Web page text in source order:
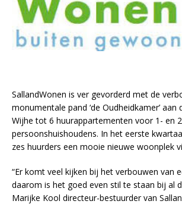
SallandWonen is ver gevorderd met de
monumentale pand ‘de Oudheidkamer’ aan
Wijhe tot 6 huurappartementen voor 1- en
persoonshuishoudens. In het eerste
zes huurders een mooie nieuwe woonplek
“Er komt veel kijken bij het verbouwen van
daarom is het goed even stil te staan bij al
Marijke Kool directeur-bestuurder van